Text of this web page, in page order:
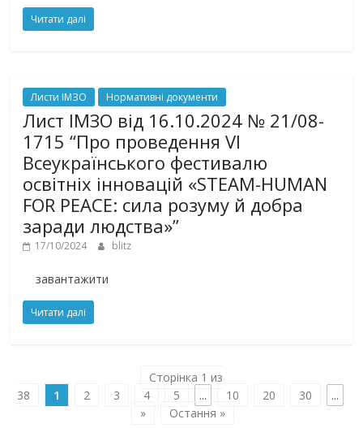
Читати далі
Листи ІМЗО Нормативні документи
Лист ІМЗО від 16.10.2024 № 21/08-
1715 “Про проведення VІ
Всеукраїнського фестивалю
освітніх інновацій «STEAM-HUMAN
FOR PEACE: сила розуму й добра
заради людства»”
17/10/2024 blitz
завантажити
Читати далі
Сторінка 1 из
38
1 2 3 4 5 ... 10 20 30
...
»
Остання »